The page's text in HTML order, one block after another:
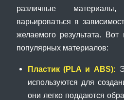
различные
варьироваться в
желаемого результата.
популярных материалов:
Пластик (PLA и ABS):
используются для
они легко поддаются